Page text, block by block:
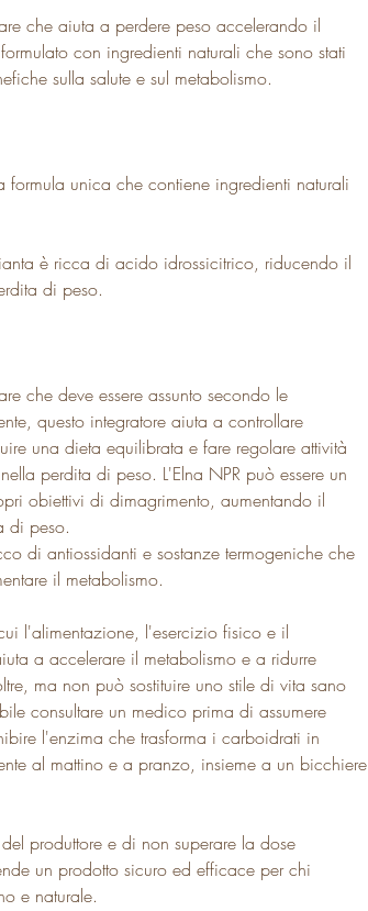
che aiuta a perdere peso accelerando il
con ingredienti naturali che sono stati
sulla salute e sul metabolismo.
formula unica che contiene ingredienti naturali
è ricca di acido idrossicitrico, riducendo il
di peso.
che deve essere assunto secondo le
questo integratore aiuta a controllare
una dieta equilibrata e fare regolare attività
perdita di peso. L'Elna NPR può essere un
obiettivi di dimagrimento, aumentando il
di peso.
di antiossidanti e sostanze termogeniche che
il metabolismo.
l'alimentazione, l'esercizio fisico e il
a accelerare il metabolismo e a ridurre
ma non può sostituire uno stile di vita sano
consultare un medico prima di assumere
l'enzima che trasforma i carboidrati in
al mattino e a pranzo, insieme a un bicchiere
produttore e di non superare la dose
un prodotto sicuro ed efficace per chi
e naturale.